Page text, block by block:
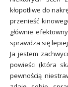
kłopotliwe do
przenieść
głównie
sprawdza się
Ja jestem
powieści (która
pewnością